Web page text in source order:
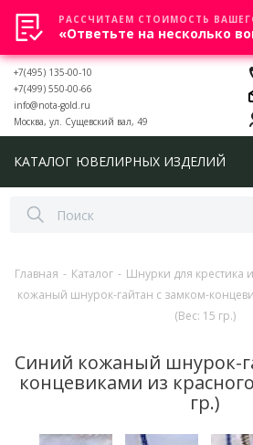
+7(495) 135-00-10
+7(499) 550-00-66
info@nota-gold.ru
Москва, ул. Сущевский вал, 49
КАТАЛОГ ЮВЕЛИРНЫХ ИЗДЕЛИЙ
Главная - Каталог - Шнурки для крестика
кожаный шнурок-гайтан с замком-
(Вес: 15 гр.)
Синий кожаный шнурок-
концевиками из
гр.)
РАССЧИТАЕМ СТОИМОСТЬ
«Ответьте на несколько